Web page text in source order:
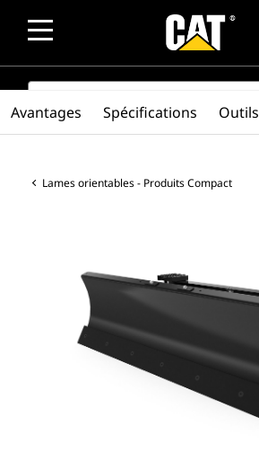
SEARCH
Lames orientables - Produits Compact
Avantages Spécifications Outils